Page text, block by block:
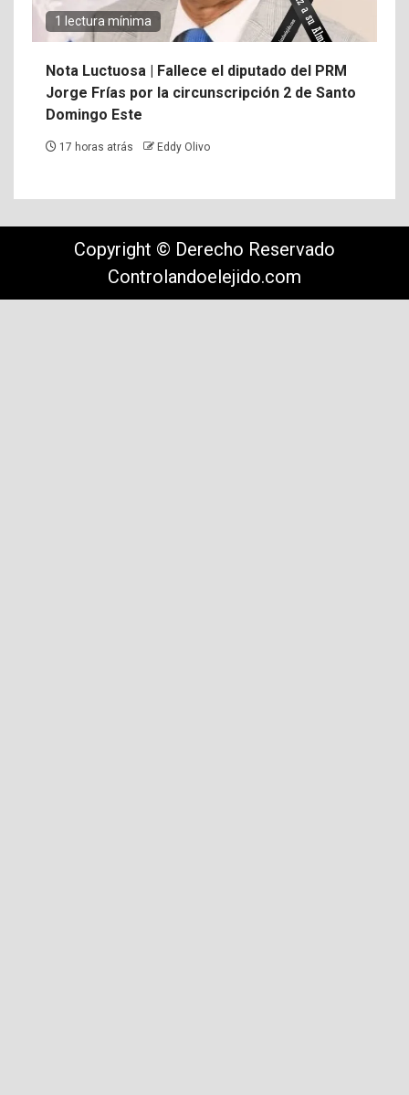
1 lectura mínima
Nota Luctuosa | Fallece el diputado del PRM
Jorge Frías por la circunscripción 2 de Santo
Domingo Este
17 horas atrás Eddy Olivo
Copyright © Derecho Reservado
Controlandoelejido.com